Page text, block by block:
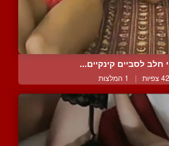
חלב לסביים קינקיים...
| 1 המלצות